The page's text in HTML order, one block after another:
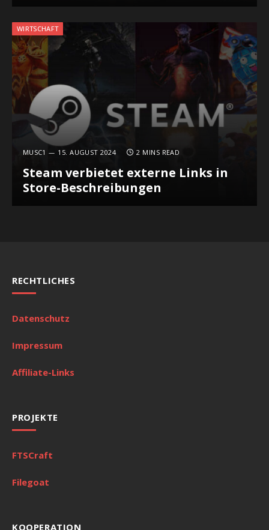
WIRTSCHAFT
MUSC1 15. AUGUST 2024 2 MINS READ
Steam verbietet externe Links in
Store-Beschreibungen
RECHTLICHES
Datenschutz
Impressum
Affiliate-Links
PROJEKTE
FTSCraft
Filegoat
KOOPERATION